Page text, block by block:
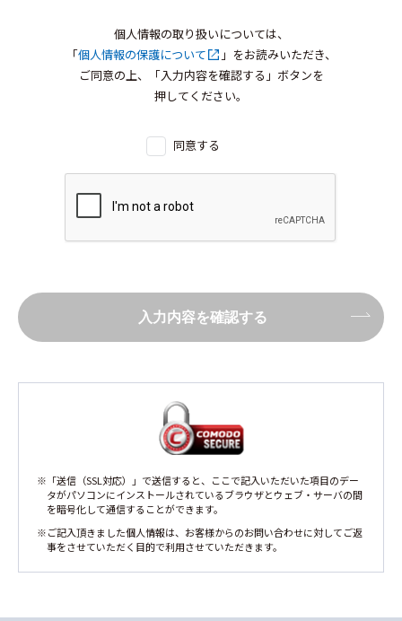
個人情報の取り扱いについては、
「個人情報の保護について
」をお読みいただき、
ご同意の上、「入力内容を確認する」ボタンを
押してください。
同意する
※「送信（SSL対応）」で送信すると、ここで記入いただいた項目のデー
タがパソコンにインストールされているブラウザとウェブ・サーバの間
を暗号化して通信することができます。
※ご記入頂きました個人情報は、お客様からのお問い合わせに対してご返
事をさせていただく目的で利用させていただきます。